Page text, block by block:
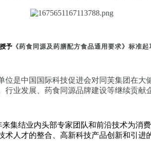
予《药食同源及药膳配方食品通用要求》标准起
是中国国际科技促进会对同芙集团在
业发展、药食同源品牌建设等继续贡献
集结业内头部专家团队和前沿技术为消
人才的整合、高新科技产品创新和引进